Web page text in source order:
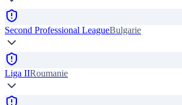
Second Professional LeagueBulgarie
Liga IIRoumanie